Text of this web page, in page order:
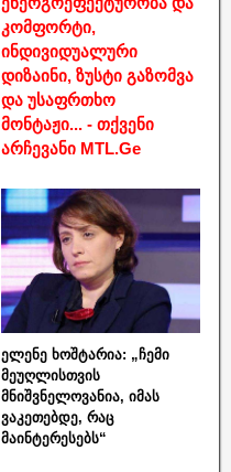
კომფორტი,
ინდივიდუალური
დიზაინი, ზუსტი გაზომვა
და უსაფრთხო
მონტაჟი... - თქვენი
არჩევანი MTL.Ge
ელენე ხოშტარია: „ჩემი
მეუღლისთვის
მნიშვნელოვანია, იმას
ვაკეთებდე, რაც
მაინტერესებს“